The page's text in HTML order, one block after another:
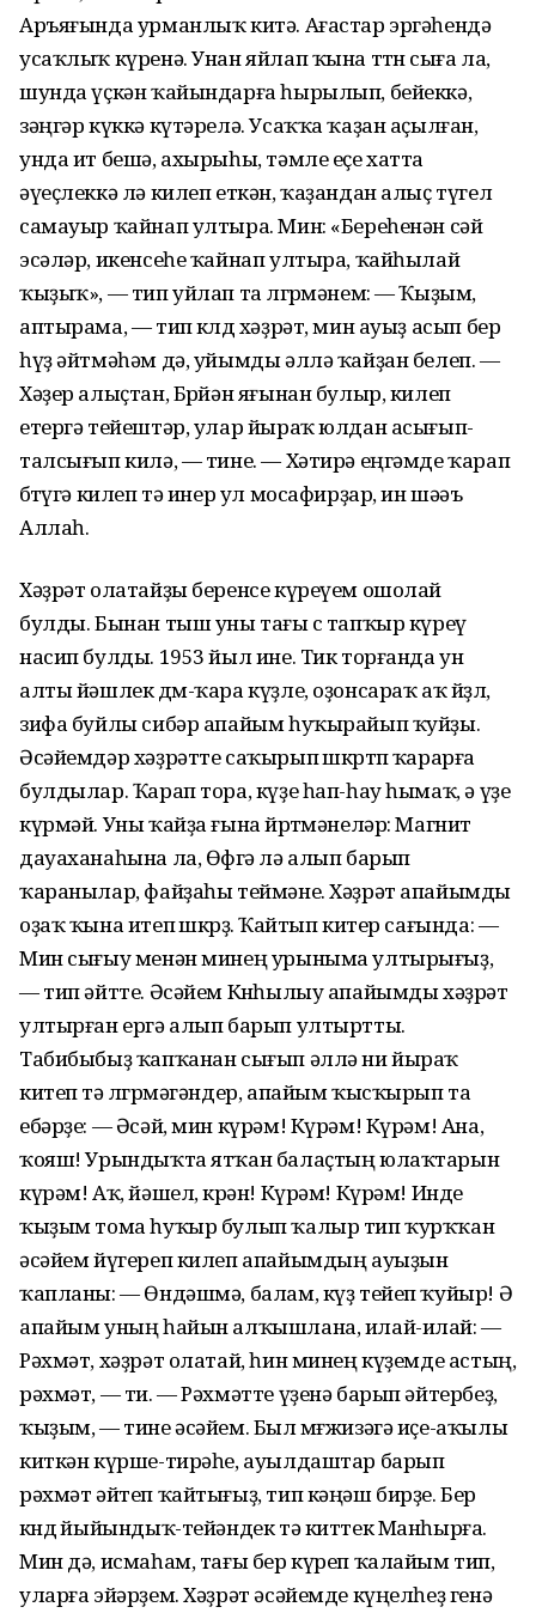
Аръяғында урманлыҡ китә. Ағастар эргәһендә
усаҡлыҡ күренә. Унан яйлап ҡына төтөн сыға ла,
шунда үҫкән ҡайындарға һырылып, бейеккә,
зәңгәр күккә күтәрелә. Усаҡҡа ҡаҙан аҫылған,
унда ит бешә, ахырыһы, тәмле еҫе хатта
әүеҫлеккә лә килеп еткән, ҡаҙандан алыҫ түгел
самауыр ҡайнап ултыра. Мин: «Береһенән сәй
эсәләр, икенсеһе ҡайнап ултыра, ҡайһылай
ҡыҙыҡ», — тип уйлап та өлгөрмәнем: — Ҡыҙым,
аптырама, — тип көлдө хәҙрәт, мин ауыҙ асып бер
һүҙ әйтмәһәм дә, уйымды әллә ҡайҙан белеп. —
Хәҙер алыҫтан, Бөрйән яғынан булыр, килеп
етергә тейештәр, улар йыраҡ юлдан асығып-
талсығып килә, — тине. — Хәтирә еңгәмде ҡарап
бөтөүгә килеп тә инер ул мосафирҙар, ин шәәъ
Аллаһ.
Хәҙрәт олатайҙы беренсе күреүем ошолай
булды. Бынан тыш уны тағы өс тапҡыр күреү
насип булды. 1953 йыл ине. Тик торғанда ун
алты йәшлек дөм-ҡара күҙле, оҙонсараҡ аҡ йөҙлө,
зифа буйлы сибәр апайым һуҡырайып ҡуйҙы.
Әсәйемдәр хәҙрәтте саҡырып өшкөртөп ҡарарға
булдылар. Ҡарап тора, күҙе һап-һау һымаҡ, ә үҙе
күрмәй. Уны ҡайҙа ғына йөрөтмәнеләр: Магнит
дауаханаһына ла, Өфөгә лә алып барып
ҡаранылар, файҙаһы теймәне. Хәҙрәт апайымды
оҙаҡ ҡына итеп өшкөрҙө. Ҡайтып китер сағында: —
Мин сығыу менән минең урыныма ултырығыҙ,
— тип әйтте. Әсәйем Көнһылыу апайымды хәҙрәт
ултырған ергә алып барып ултыртты.
Табибыбыҙ ҡапҡанан сығып әллә ни йыраҡ
китеп тә өлгөрмәгәндер, апайым ҡысҡырып та
ебәрҙе: — Әсәй, мин күрәм! Күрәм! Күрәм! Ана,
ҡояш! Урындыҡта ятҡан балаҫтың юлаҡтарын
күрәм! Аҡ, йәшел, көрән! Күрәм! Күрәм! Инде
ҡыҙым тома һуҡыр булып ҡалыр тип ҡурҡҡан
әсәйем йүгереп килеп апайымдың ауыҙын
ҡапланы: — Өндәшмә, балам, күҙ тейеп ҡуйыр! Ә
апайым уның һайын алҡышлана, илай-илай: —
Рәхмәт, хәҙрәт олатай, һин минең күҙемде астың,
рәхмәт, — ти. — Рәхмәтте үҙенә барып әйтербеҙ,
ҡыҙым, — тине әсәйем. Был мөғжизәгә иҫе-аҡылы
киткән күрше-тирәһе, ауылдаштар барып
рәхмәт әйтеп ҡайтығыҙ, тип кәңәш бирҙе. Бер
көндө йыйындыҡ-тейәндек тә киттек Манһырға.
Мин дә, исмаһам, тағы бер күреп ҡалайым тип,
уларға эйәрҙем. Хәҙрәт әсәйемде күңелһеҙ генә